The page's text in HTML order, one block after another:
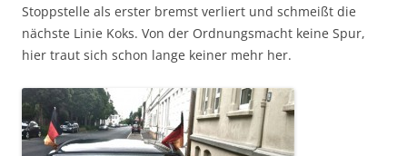
Stoppstelle als erster bremst verliert und schmeißt die
nächste Linie Koks. Von der Ordnungsmacht keine Spur,
hier traut sich schon lange keiner mehr her.